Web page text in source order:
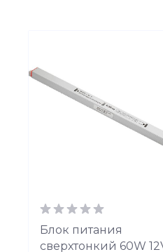
Блок питания
сверхтонкий 60W